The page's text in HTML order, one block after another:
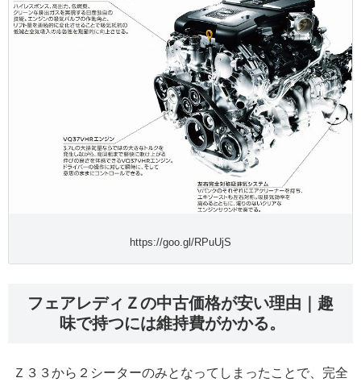
https://goo.gl/RPuUjS
フェアレディＺの中古価格が安い理由｜趣
味で持つには維持費がかかる。
Ｚ３３から２シーターのみとなってしまったことで、完全